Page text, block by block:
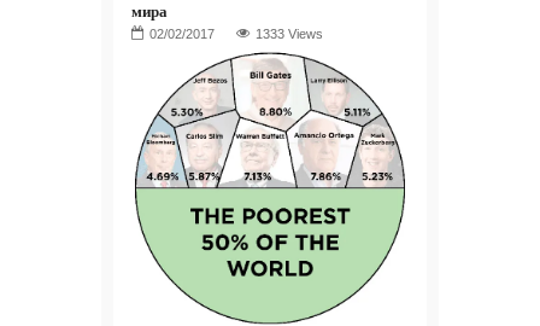
мира
1333 Views